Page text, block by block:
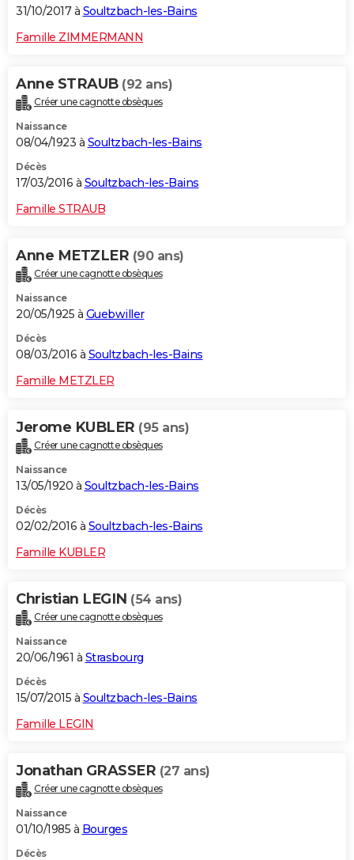
31/10/2017 à Soultzbach-les-Bains
Famille ZIMMERMANN
Anne STRAUB (92 ans)
Créer une cagnotte obsèques
Naissance
08/04/1923 à Soultzbach-les-Bains
Décès
17/03/2016 à Soultzbach-les-Bains
Famille STRAUB
Anne METZLER (90 ans)
Créer une cagnotte obsèques
Naissance
20/05/1925 à Guebwiller
Décès
08/03/2016 à Soultzbach-les-Bains
Famille METZLER
Jerome KUBLER (95 ans)
Créer une cagnotte obsèques
Naissance
13/05/1920 à Soultzbach-les-Bains
Décès
02/02/2016 à Soultzbach-les-Bains
Famille KUBLER
Christian LEGIN (54 ans)
Créer une cagnotte obsèques
Naissance
20/06/1961 à Strasbourg
Décès
15/07/2015 à Soultzbach-les-Bains
Famille LEGIN
Jonathan GRASSER (27 ans)
Créer une cagnotte obsèques
Naissance
01/10/1985 à Bourges
Décès